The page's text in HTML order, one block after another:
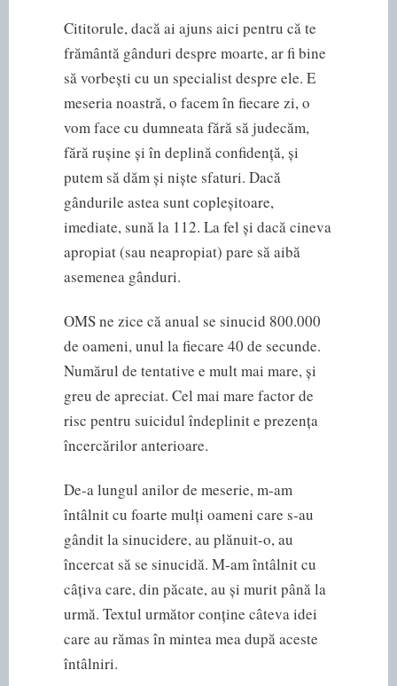
Cititorule, dacă ai ajuns aici pentru că te
frământă gânduri despre moarte, ar fi bine
să vorbești cu un specialist despre ele. E
meseria noastră, o facem în fiecare zi, o
vom face cu dumneata fără să judecăm,
fără rușine și în deplină confidență, și
putem să dăm și niște sfaturi. Dacă
gândurile astea sunt copleșitoare,
imediate, sună la 112. La fel și dacă cineva
apropiat (sau neapropiat) pare să aibă
asemenea gânduri.
OMS ne zice că anual se sinucid 800.000
de oameni, unul la fiecare 40 de secunde.
Numărul de tentative e mult mai mare, și
greu de apreciat. Cel mai mare factor de
risc pentru suicidul îndeplinit e prezența
încercărilor anterioare.
De-a lungul anilor de meserie, m-am
întâlnit cu foarte mulți oameni care s-au
gândit la sinucidere, au plănuit-o, au
încercat să se sinucidă. M-am întâlnit cu
câțiva care, din păcate, au și murit până la
urmă. Textul următor conține câteva idei
care au rămas în mintea mea după aceste
întâlniri.